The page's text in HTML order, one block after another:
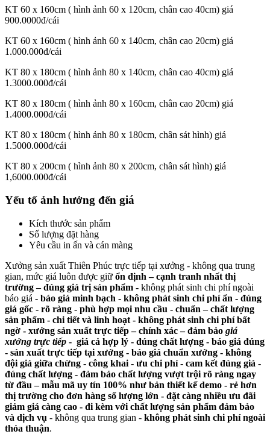
KT 60 x 160cm ( hình ảnh 60 x 120cm, chân cao 40cm) giá
900.0000đ/cái
KT 60 x 160cm ( hình ảnh 60 x 140cm, chân cao 20cm) giá
1.000.000đ/cái
KT 80 x 180cm ( hình ảnh 80 x 140cm, chân cao 40cm) giá
1.3000.000đ/cái
KT 80 x 180cm ( hình ảnh 80 x 160cm, chân cao 20cm) giá
1.4000.000đ/cái
KT 80 x 180cm ( hình ảnh 80 x 180cm, chân sát hình) giá
1.5000.000đ/cái
KT 80 x 200cm ( hình ảnh 80 x 200cm, chân sát hình) giá
1,6000.000đ/cái
Yếu tố ảnh hưởng đến giá
Kích thước sản phẩm
Số lượng đặt hàng
Yêu cầu in ấn và cán màng
Xưởng sản xuất Thiên Phúc trực tiếp tại xưởng - không qua trung
gian, mức giá luôn được giữ ổn định – cạnh tranh nhất thị
trường – đúng giá trị sản phẩm - không phát sinh chi phí ngoài
báo giá - báo giá minh bạch - không phát sinh chi phí ẩn - đúng
giá gốc - rõ ràng - phù hợp mọi nhu cầu - chuẩn – chất lượng
sản phẩm - chi tiết và linh hoạt - không phát sinh chi phí bất
ngờ - xưởng sản xuất trực tiếp – chính xác – đảm bảo giá
xưởng trực tiếp - giá cả hợp lý - đúng chất lượng - báo giá đúng
- sản xuất trực tiếp tại xưởng - báo giá chuẩn xưởng - không
đội giá giữa chừng - công khai - ưu chi phí - cam kết đúng giá -
đúng chất lượng - đảm bảo chất lượng vượt trội rõ ràng ngay
từ đầu – mẫu mã uy tín 100% như bản thiết kế demo - rẻ hơn
thị trường cho đơn hàng số lượng lớn - đặt càng nhiều ưu đãi
giảm giá càng cao - đi kèm với chất lượng sản phẩm đảm bảo
và dịch vụ - không qua trung gian - không phát sinh chi phí ngoài
thỏa thuận.